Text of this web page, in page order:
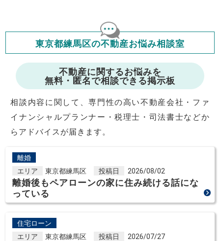
ますが、お借り入れの際に各金融機関にご相談ください。
会員マイページでは
修繕費・管理費の計算もできます
東京都練馬区の不動産お悩み相談室
不動産に関するお悩みを
無料・匿名で相談できる掲示板
相談内容に関して、専門性の高い不動産会社・ファ
イナンシャルプランナー・税理士・司法書士などか
らアドバイスが届きます。
離婚
エリア
東京都練馬区 投稿日 2026/08/02
離婚後もペアローンの家に住み続ける話にな
っている
住宅ローン
エリア
東京都練馬区 投稿日 2026/07/27